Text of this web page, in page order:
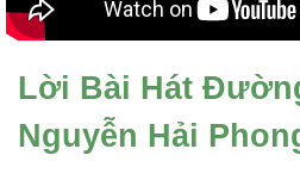
Lời Bài Hát
Nguyễn Hải